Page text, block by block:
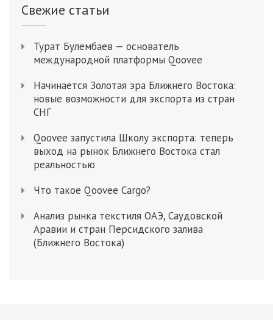
Свежие статьи
Турат Булембаев — основатель
международной платформы Qoovee
Начинается Золотая эра Ближнего Востока:
новые возможности для экспорта из стран
СНГ
Qoovee запустила Школу экспорта: теперь
выход на рынок Ближнего Востока стал
реальностью
Что такое Qoovee Cargo?
Анализ рынка текстиля ОАЭ, Саудовской
Аравии и стран Персидского залива
(Ближнего Востока)